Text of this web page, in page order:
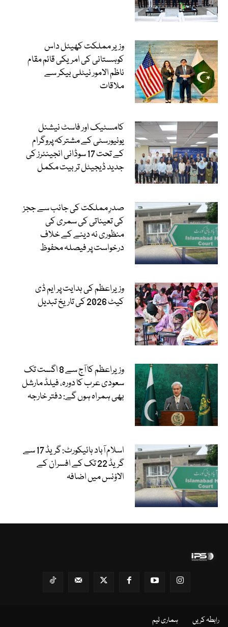
وزیر مملکت کھیئل داس
کوہستانی کی امریکی قائم مقام
ناظم الامور نیٹلی بیکر سے
ملاقات
کامسٹیک اور فاسٹ نیشنل
یونیورسٹی کے مشترکہ پروگرام
کے تحت 17 سوڈانی انجینئرز کی
جدید ڈیجیٹل تربیت مکمل
صدرِ مملکت کی جانب سے ججز
کی تعیناتی کی سمری کی
منظوری نہ دینے کے خلاف
درخواست پر فیصلہ محفوظ
وزیراعظم کی ہدایت پر ایم ڈی
کیٹ 2026 کی تاریخ تبدیل
وزیراعظم کا آج سے 8 اگست تک
سعودی عرب کا دورہ، فیلڈ مارشل
بھی ہمراہ ہوں گے: دفتر خارجہ
اسلام آباد ہائیکورٹ: گریڈ 17 سے
گریڈ 22 تک کے افسران کے
الاؤنس میں اضافہ
رابطہ کریں ہماری ٹیم